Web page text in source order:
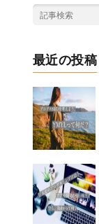
最近の投稿